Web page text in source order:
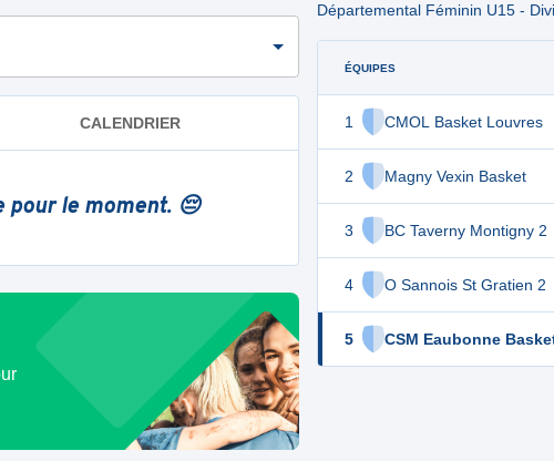
CALENDRIER
pour le moment. 😔
Départemental Féminin U15 -
ÉQUIPES
1 CMOL Basket Louvres
2 Magny Vexin Basket
3 BC Taverny Montigny 2
4 O Sannois St Gratien 2
5 CSM Eaubonne